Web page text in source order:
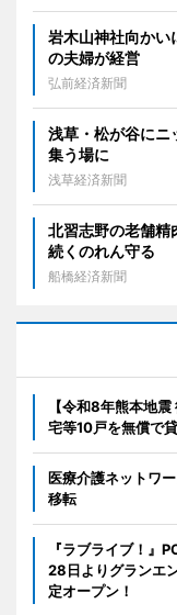
岩木山神社向か
の夫婦が経営
弘前経済新聞
浅草・松が谷に
集う場に
浅草経済新聞
北習志野の老舗
続くのれん守る
船橋経済新聞
【令和8年熊本地
宅等10戸を無償で
医療介護ネットワ
移転
『ラブライブ！』
28日よりグランエ
定オープン！